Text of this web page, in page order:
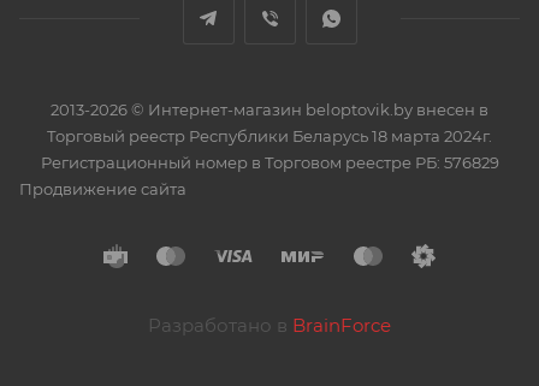
2013-2026 © Интернет-магазин beloptovik.by внесен в
Торговый реестр Республики Беларусь 18 марта 2024г.
Регистрационный номер в Торговом реестре РБ: 576829
Продвижение сайта
Разработано в BrainForce